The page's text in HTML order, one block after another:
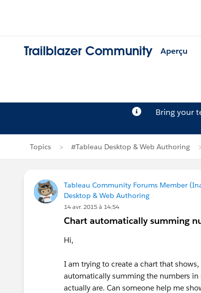
Trailblazer Community Aperçu
Bring your
Topics #Tableau Desktop & Web Authoring
Tableau Community Forums Member
Desktop & Web Authoring
14 avr. 2015 à 14:54
Chart automatically summing
Hi,
I am trying to create a chart that
automatically summing the numbers
actually are. Can someone help me